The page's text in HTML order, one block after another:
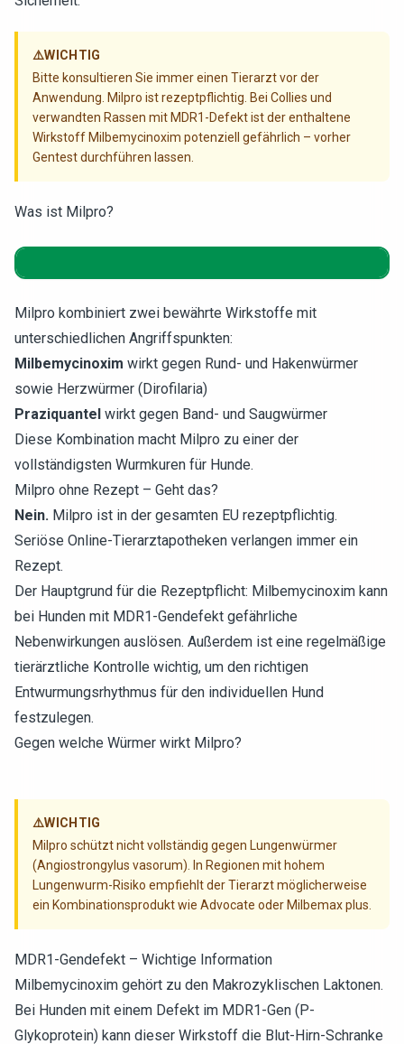
⚠️WICHTIG
Bitte konsultieren Sie immer einen Tierarzt vor der
Anwendung. Milpro ist rezeptpflichtig. Bei Collies und
verwandten Rassen mit MDR1-Defekt ist der enthaltene
Wirkstoff Milbemycinoxim potenziell gefährlich – vorher
Gentest durchführen lassen.
Was ist Milpro?
Milpro kombiniert zwei bewährte Wirkstoffe mit
unterschiedlichen Angriffspunkten:
Milbemycinoxim wirkt gegen Rund- und Hakenwürmer
sowie Herzwürmer (Dirofilaria)
Praziquantel wirkt gegen Band- und Saugwürmer
Diese Kombination macht Milpro zu einer der
vollständigsten Wurmkuren für Hunde.
Milpro ohne Rezept – Geht das?
Nein. Milpro ist in der gesamten EU rezeptpflichtig.
Seriöse Online-Tierarztapotheken verlangen immer ein
Rezept.
Der Hauptgrund für die Rezeptpflicht: Milbemycinoxim kann
bei Hunden mit MDR1-Gendefekt gefährliche
Nebenwirkungen auslösen. Außerdem ist eine regelmäßige
tierärztliche Kontrolle wichtig, um den richtigen
Entwurmungsrhythmus für den individuellen Hund
festzulegen.
Gegen welche Würmer wirkt Milpro?
⚠️WICHTIG
Milpro schützt nicht vollständig gegen Lungenwürmer
(Angiostrongylus vasorum). In Regionen mit hohem
Lungenwurm-Risiko empfiehlt der Tierarzt möglicherweise
ein Kombinationsprodukt wie Advocate oder Milbemax plus.
MDR1-Gendefekt – Wichtige Information
Milbemycinoxim gehört zu den Makrozyklischen Laktonen.
Bei Hunden mit einem Defekt im MDR1-Gen (P-
Glykoprotein) kann dieser Wirkstoff die Blut-Hirn-Schranke